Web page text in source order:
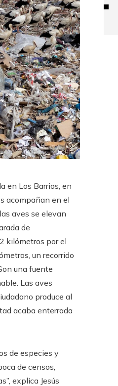
en Los Barrios, en
acompañan en el
aves se elevan
de
kilómetros por el
un recorrido
una fuente
Las aves
produce al
acaba enterrada
de especies y
de censos,
explica Jesús